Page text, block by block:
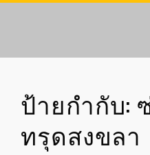
Skip
ป้ายกำกับ:
ทรุดสงขลา